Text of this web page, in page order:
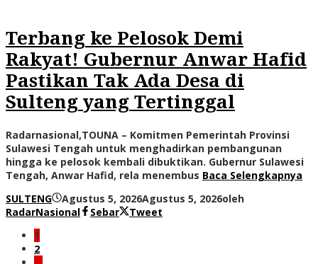
Terbang ke Pelosok Demi
Rakyat! Gubernur Anwar Hafid
Pastikan Tak Ada Desa di
Sulteng yang Tertinggal
Radarnasional,TOUNA – Komitmen Pemerintah Provinsi
Sulawesi Tengah untuk menghadirkan pembangunan
hingga ke pelosok kembali dibuktikan. Gubernur Sulawesi
Tengah, Anwar Hafid, rela menembus Baca Selengkapnya
SULTENG
Agustus 5, 2026Agustus 5, 2026oleh
RadarNasional
Sebar
Tweet
1
2